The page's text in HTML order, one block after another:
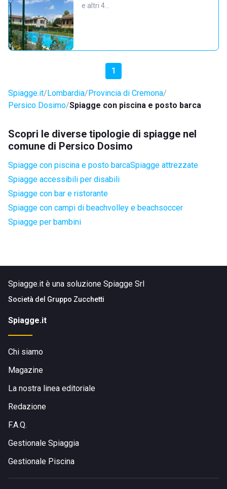
e altri 4…
1
Spiagge.it Lombardia Provincia di Cremona
Persico Dosimo Spiagge con piscina e posto barca
Scopri le diverse tipologie di spiagge nel
comune di Persico Dosimo
Spiagge con piscina e posto barcaSpiagge attrezzate
Spiagge accessibili per disabili
Spiagge con bar e ristorante
Spiagge con campi di beachvolley e beachsoccer
Spiagge per bambini
Spiagge.it è una soluzione Spiagge Srl
Società del Gruppo Zucchetti
Spiagge.it
Chi siamo
Magazine
La nostra linea editoriale
Redazione
F.A.Q.
Gestionale Spiaggia
Gestionale Piscina